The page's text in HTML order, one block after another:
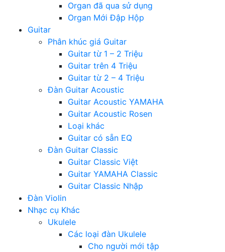
Organ đã qua sử dụng
Organ Mới Đập Hộp
Guitar
Phân khúc giá Guitar
Guitar từ 1 – 2 Triệu
Guitar trên 4 Triệu
Guitar từ 2 – 4 Triệu
Đàn Guitar Acoustic
Guitar Acoustic YAMAHA
Guitar Acoustic Rosen
Loại khác
Guitar có sẵn EQ
Đàn Guitar Classic
Guitar Classic Việt
Guitar YAMAHA Classic
Guitar Classic Nhập
Đàn Violin
Nhạc cụ Khác
Ukulele
Các loại đàn Ukulele
Cho người mới tập